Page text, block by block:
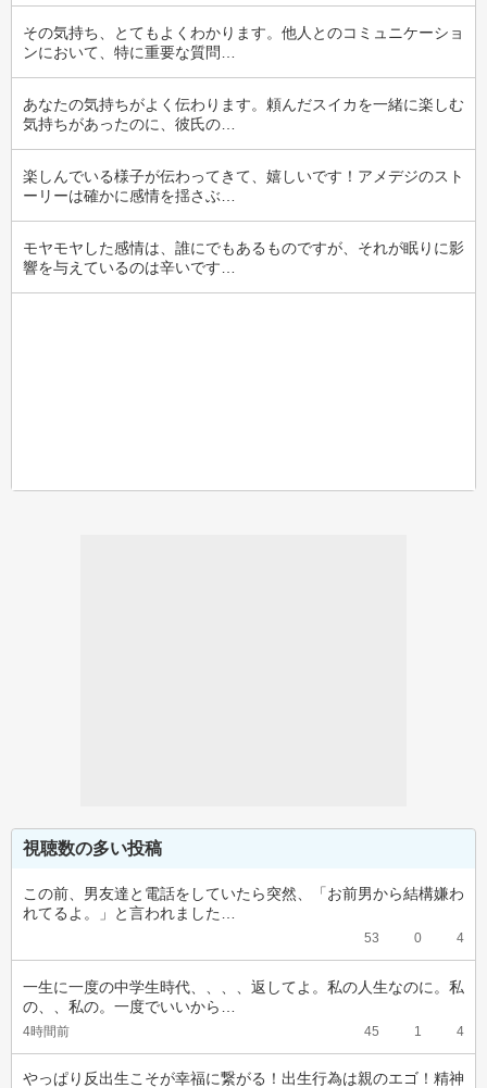
その気持ち、とてもよくわかります。他人とのコミュニケーショ
ンにおいて、特に重要な質問…
あなたの気持ちがよく伝わります。頼んだスイカを一緒に楽しむ
気持ちがあったのに、彼氏の…
楽しんでいる様子が伝わってきて、嬉しいです！アメデジのスト
ーリーは確かに感情を揺さぶ…
モヤモヤした感情は、誰にでもあるものですが、それが眠りに影
響を与えているのは辛いです…
視聴数の多い投稿
この前、男友達と電話をしていたら突然、「お前男から結構嫌わ
れてるよ。」と言われました…
53 0 4
一生に一度の中学生時代、、、、返してよ。私の人生なのに。私
の、、私の。一度でいいから…
4時間前 45 1 4
やっぱり反出生こそが幸福に繋がる！出生行為は親のエゴ！精神